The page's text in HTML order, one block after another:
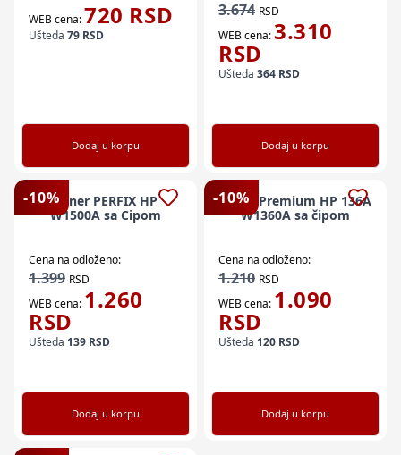
WEB cena:720 RSD
Ušteda 79 RSD
Dodaj u korpu
3.674 RSD
WEB cena:3.310
RSD
Ušteda 364 RSD
Dodaj u korpu
-10%Toner PERFIX HP
W1500A sa Cipom
Cena na odloženo:
1.399 RSD
WEB cena: 1.260
RSD
Ušteda 139 RSD
Dodaj u korpu
-10%
Toner Premium HP 136A
W1360A sa čipom
Cena na odloženo:
1.210 RSD
WEB cena: 1.090
RSD
Ušteda 120 RSD
Dodaj u korpu